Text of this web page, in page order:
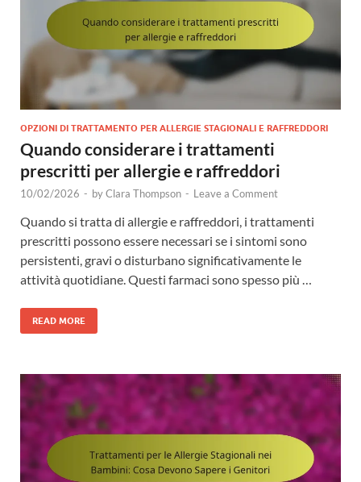
OPZIONI DI TRATTAMENTO PER ALLERGIE STAGIONALI E RAFFREDDORI
Quando considerare i trattamenti
prescritti per allergie e raffreddori
10/02/2026 - byClara Thompson - Leave a Comment
Quando si tratta di allergie e raffreddori, i trattamenti
prescritti possono essere necessari se i sintomi sono
persistenti, gravi o disturbano significativamente le
attività quotidiane. Questi farmaci sono spesso più …
READ MORE